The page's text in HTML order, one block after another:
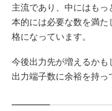
主流であり、中にはも
本的には必要な数を満
格になっています。
今後出力先が増えるか
出力端子数に余裕を持っ